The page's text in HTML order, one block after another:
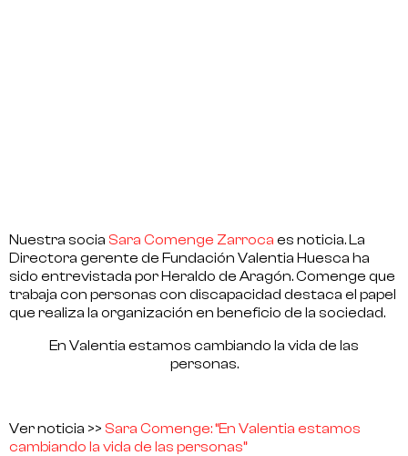
Nuestra socia Sara Comenge Zarroca es noticia. La
Directora gerente de Fundación Valentia Huesca ha
sido entrevistada por Heraldo de Aragón. Comenge que
trabaja con personas con discapacidad destaca el papel
que realiza la organización en beneficio de la sociedad.
En Valentia estamos cambiando la vida de las
personas.
Ver noticia >> Sara Comenge: “En Valentia estamos
cambiando la vida de las personas”